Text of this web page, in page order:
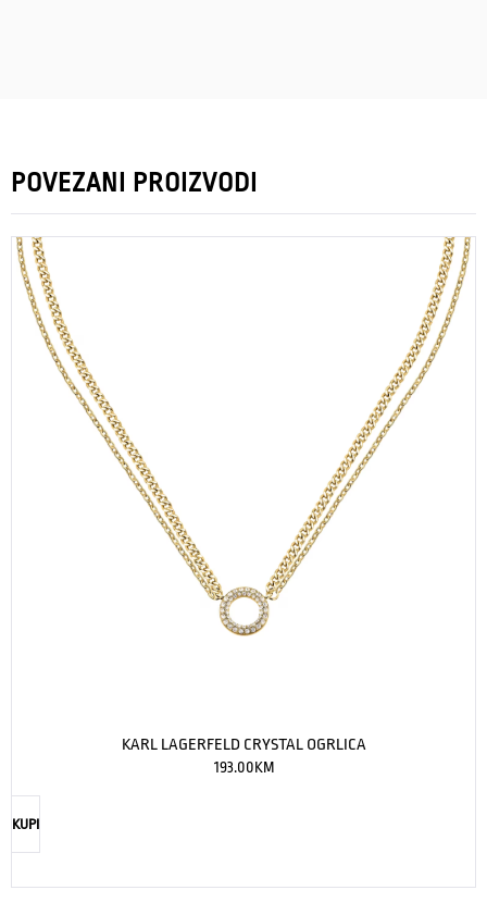
POVEZANI PROIZVODI
KARL LAGERFELD CRYSTAL OGRLICA
193.00KM
KUPI